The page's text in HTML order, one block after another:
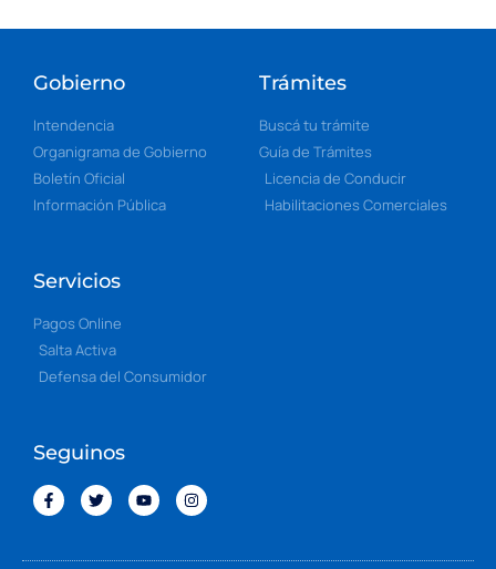
Gobierno
Intendencia
Organigrama de Gobierno
Boletín Oficial
Información Pública
Trámites
Buscá tu trámite
Guía de Trámites
Licencia de Conducir
Habilitaciones Comerciales
Servicios
Pagos Online
Salta Activa
Defensa del Consumidor
Seguinos